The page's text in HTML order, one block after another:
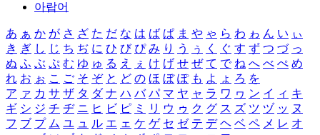
아랍어
あ ぁ か が さ ざ た だ な は ば ぱ ま や ゃ ら わ ゎ ん い ぃ
き ぎ し じ ち ぢ に ひ び ぴ み り う ぅ く ぐ す ず つ づ っ
ぬ ふ ぶ ぷ む ゆ ゅ る え ぇ け げ せ ぜ て で ね へ べ ぺ め
れ お ぉ こ ご そ ぞ と ど の ほ ぼ ぽ も よ ょ ろ を
ア ァ カ サ ザ タ ダ ナ ハ バ パ マ ヤ ャ ラ ワ ヮ ン イ ィ キ
ギ シ ジ チ ヂ ニ ヒ ビ ピ ミ リ ウ ゥ ク グ ス ズ ツ ヅ ッ ヌ
フ ブ プ ム ユ ュ ル エ ェ ケ ゲ セ ゼ テ デ ヘ ベ ペ メ レ オ